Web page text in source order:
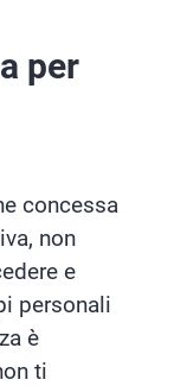
per
concessa
non
e
personali
è
ti